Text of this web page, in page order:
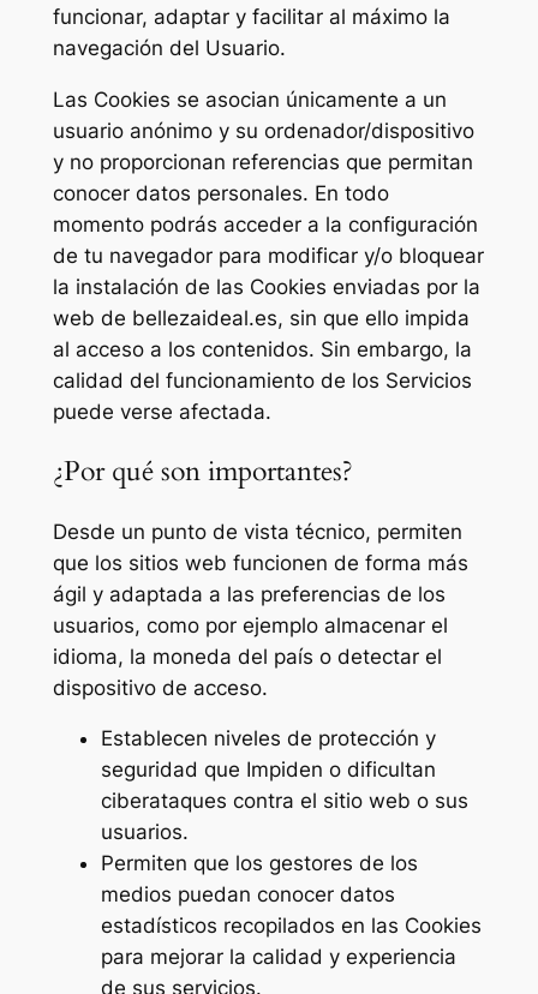
funcionar, adaptar y facilitar al máximo la
navegación del Usuario.
Las Cookies se asocian únicamente a un
usuario anónimo y su ordenador/dispositivo
y no proporcionan referencias que permitan
conocer datos personales. En todo
momento podrás acceder a la configuración
de tu navegador para modificar y/o bloquear
la instalación de las Cookies enviadas por la
web de bellezaideal.es, sin que ello impida
al acceso a los contenidos. Sin embargo, la
calidad del funcionamiento de los Servicios
puede verse afectada.
¿Por qué son importantes?
Desde un punto de vista técnico, permiten
que los sitios web funcionen de forma más
ágil y adaptada a las preferencias de los
usuarios, como por ejemplo almacenar el
idioma, la moneda del país o detectar el
dispositivo de acceso.
Establecen niveles de protección y
seguridad que Impiden o dificultan
ciberataques contra el sitio web o sus
usuarios.
Permiten que los gestores de los
medios puedan conocer datos
estadísticos recopilados en las Cookies
para mejorar la calidad y experiencia
de sus servicios.